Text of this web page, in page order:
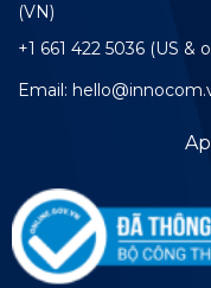
(VN)
+1 661 422 5036 (US &
Email: